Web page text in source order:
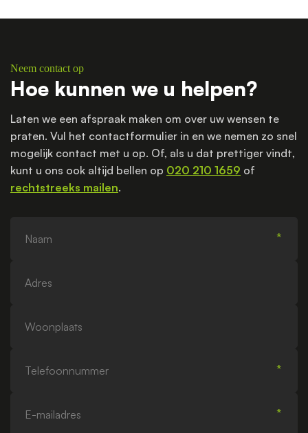
Neem contact op
Hoe kunnen we u helpen?
Laten we een afspraak maken om over uw wensen te
praten. Vul het contactformulier in en we nemen zo snel
mogelijk contact met u op. Of, als u dat prettiger vindt,
kunt u ons ook altijd bellen op 020 210 1659 of
rechtstreeks mailen.
mailadres